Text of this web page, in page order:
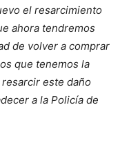
el resarcimiento
ahora tendremos
de volver a comprar
que tenemos la
este daño
a la Policía de